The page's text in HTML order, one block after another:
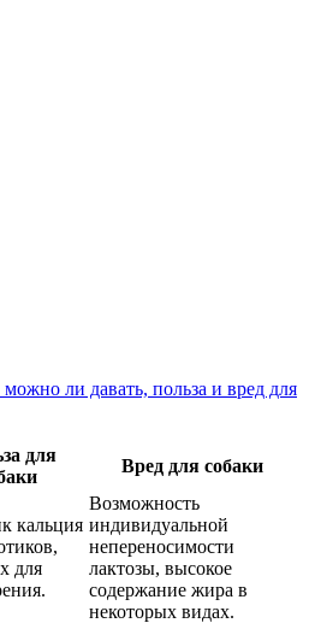
ли давать, польза и вред для
для
Вред для собаки
кальция
для
Возможность
индивидуальной
непереносимости
лактозы, высокое
содержание жира в
некоторых видах.